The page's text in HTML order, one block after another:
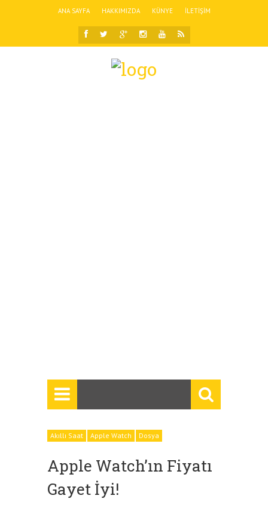
ANA SAYFA HAKKIMIZDA KÜNYE İLETIŞIM
Akıllı Saat Apple Watch Dosya
Apple Watch’ın Fiyatı
Gayet İyi!